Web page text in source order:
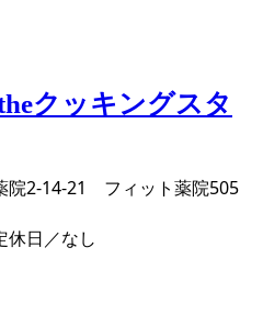
院2-14-21 フィット薬院505
日／なし